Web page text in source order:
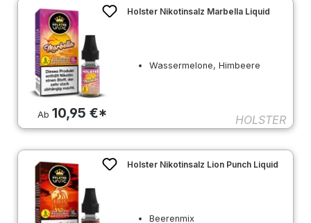
Ab10,95 €*
Holster Nikotinsalz Marbella Liquid
Wassermelone, Himbeere
HOLSTER
Holster Nikotinsalz Lion Punch Liquid
Beerenmix